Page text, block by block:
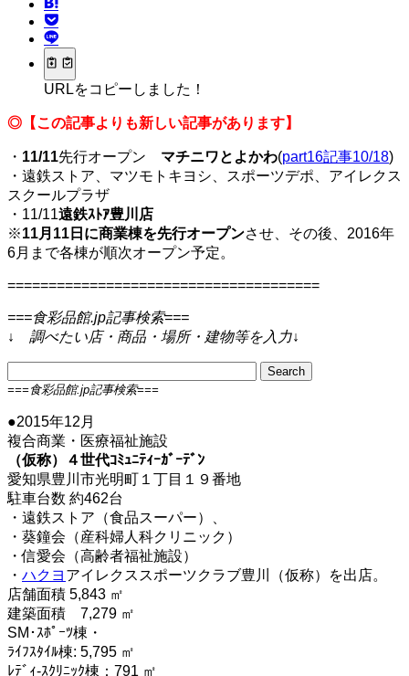
URLをコピーしました！
◎【この記事よりも新しい記事があります】
・ 11/11先行オープン マチニワとよかわ(part16記事10/18)
・遠鉄ストア、マツモトキヨシ、スポーツデポ、アイレクス
スクールプラザ
・11/11遠鉄ｽﾄｱ豊川店
※11月11日に商業棟を先行オープンさせ、その後、2016年
6月まで各棟が順次オープン予定。
======================================
===食彩品館.jp記事検索===
↓ 調べたい店・商品・場所・建物等を入力↓
===食彩品館.jp記事検索===
●2015年12月
複合商業・医療福祉施設
（仮称）４世代ｺﾐｭﾆﾃｨｰｶﾞｰﾃﾞﾝ
愛知県豊川市光明町１丁目１９番地
駐車台数 約462台
・遠鉄ストア（食品スーパー）、
・葵鐘会（産科婦人科クリニック）
・信愛会（高齢者福祉施設）
・ ハクヨ アイレクススポーツクラブ豊川（仮称）を出店。
店舗面積 5,843 ㎡
建築面積 7,279 ㎡
SM･ｽﾎﾟｰﾂ棟・
ﾗｲﾌｽﾀｲﾙ棟: 5,795 ㎡
ﾚﾃﾞｨ‐ｽｸﾘﾆｯｸ棟：791 ㎡